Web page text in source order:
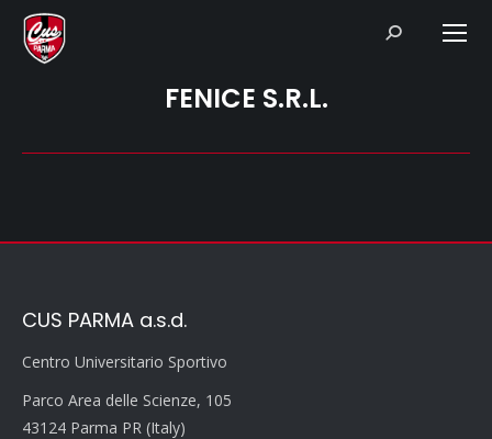
Search:
FENICE S.R.L.
CUS PARMA a.s.d.
Centro Universitario Sportivo
Parco Area delle Scienze, 105
43124 Parma PR (Italy)